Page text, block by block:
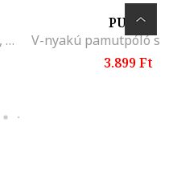
Szűk fazonú póló szett - 2 db, Fehér
PUMA
3.899 Ft